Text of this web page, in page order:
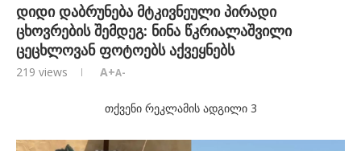
დიდი დაბრუნება მტკივნეული პირადი
ცხოვრების შემდეგ: ნინა წკრიალაშვილი
ცეცხლოვან ფოტოებს აქვეყნებს
219 views A+A-
თქვენი რეკლამის ადგილი 3